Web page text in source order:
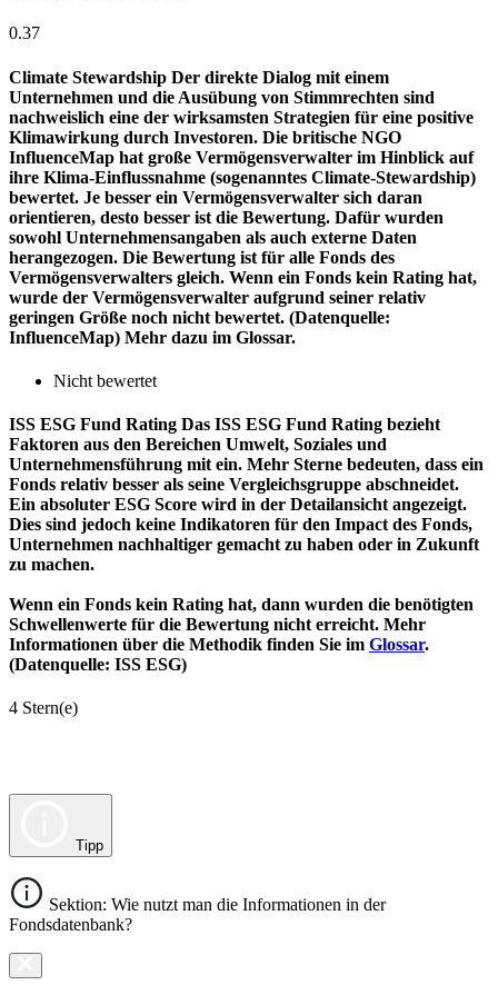
0.37
Climate Stewardship Der direkte Dialog mit einem
Unternehmen und die Ausübung von Stimmrechten sind
nachweislich eine der wirksamsten Strategien für eine positive
Klimawirkung durch Investoren. Die britische NGO
InfluenceMap hat große Vermögensverwalter im Hinblick auf
ihre Klima-Einflussnahme (sogenanntes Climate-Stewardship)
bewertet. Je besser ein Vermögensverwalter sich daran
orientieren, desto besser ist die Bewertung. Dafür wurden
sowohl Unternehmensangaben als auch externe Daten
herangezogen. Die Bewertung ist für alle Fonds des
Vermögensverwalters gleich. Wenn ein Fonds kein Rating hat,
wurde der Vermögensverwalter aufgrund seiner relativ
geringen Größe noch nicht bewertet. (Datenquelle:
InfluenceMap) Mehr dazu im Glossar.
Nicht bewertet
ISS ESG Fund Rating Das ISS ESG Fund Rating bezieht
Faktoren aus den Bereichen Umwelt, Soziales und
Unternehmensführung mit ein. Mehr Sterne bedeuten, dass ein
Fonds relativ besser als seine Vergleichsgruppe abschneidet.
Ein absoluter ESG Score wird in der Detailansicht angezeigt.
Dies sind jedoch keine Indikatoren für den Impact des Fonds,
Unternehmen nachhaltiger gemacht zu haben oder in Zukunft
zu machen.
Wenn ein Fonds kein Rating hat, dann wurden die benötigten
Schwellenwerte für die Bewertung nicht erreicht. Mehr
Informationen über die Methodik finden Sie im Glossar.
(Datenquelle: ISS ESG)
4 Stern(e)
Tipp
Sektion: Wie nutzt man die Informationen in der
Fondsdatenbank?